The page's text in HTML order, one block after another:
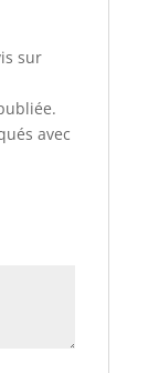
sur
avec